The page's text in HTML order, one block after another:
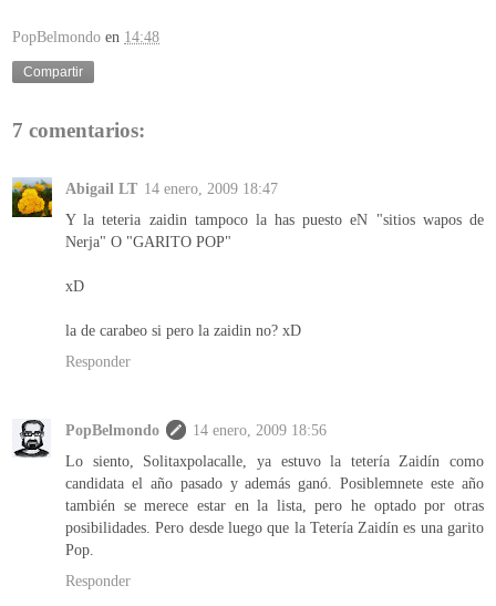
PopBelmondo en 14:48
Compartir
7 comentarios:
Abigail LT 14 enero, 2009 18:47
Y la teteria zaidin tampoco la has puesto eN "sitios wapos de
Nerja" O "GARITO POP"
xD
la de carabeo si pero la zaidin no? xD
Responder
PopBelmondo
14 enero, 2009 18:56
Lo siento, Solitaxpolacalle, ya estuvo la tetería Zaidín como
candidata el año pasado y además ganó. Posiblemnete este año
también se merece estar en la lista, pero he optado por otras
posibilidades. Pero desde luego que la Tetería Zaidín es una garito
Pop.
Responder